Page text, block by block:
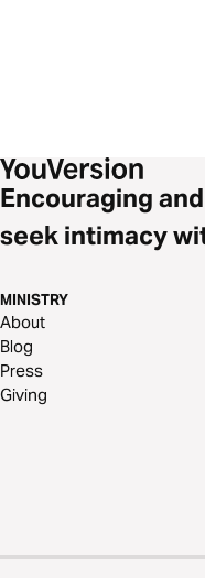
Encouraging
seek intimacy
MINISTRY
About
Blog
Press
Giving